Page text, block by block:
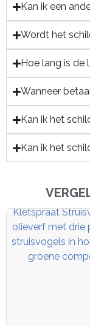
Kan ik een
Wordt het
Hoe lang is de
Wanneer
Kan ik het
Kan ik het